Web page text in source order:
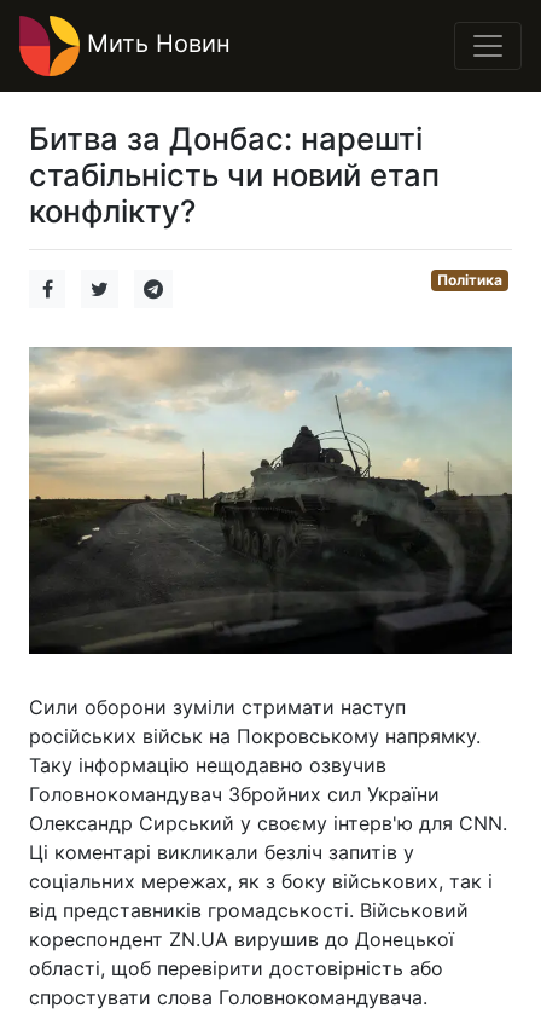
Мить Новин
Битва за Донбас: нарешті
стабільність чи новий етап
конфлікту?
Політика
Сили оборони зуміли стримати наступ
російських військ на Покровському напрямку.
Таку інформацію нещодавно озвучив
Головнокомандувач Збройних сил України
Олександр Сирський у своєму інтерв'ю для CNN.
Ці коментарі викликали безліч запитів у
соціальних мережах, як з боку військових, так і
від представників громадськості. Військовий
кореспондент ZN.UA вирушив до Донецької
області, щоб перевірити достовірність або
спростувати слова Головнокомандувача.